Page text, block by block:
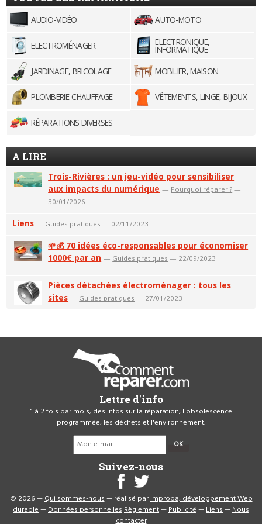
AUDIO-VIDÉO AUTO-MOTO
ELECTROMÉNAGER ELECTRONIQUE,
INFORMATIQUE
JARDINAGE, BRICOLAGE
MOBILIER, MAISON
PLOMBERIE-CHAUFFAGE VÊTEMENTS, LINGE, BIJOUX
RÉPARATIONS DIVERSES
A LIRE
Trois-Rivières : un jeu-vidéo pour sensibiliser
aux impacts du numérique — Pourquoi réparer ? —
30/01/2026
Liens — Guides pratiques — 02/11/2023
🌱💰 70 idées éco-responsables pour économiser
1000€ par an — Guides pratiques — 22/09/2023
Pièces détachées électroménager : tous les
sites — Guides pratiques — 27/01/2023
Lettre d'info
1 à 2 fois par mois, des infos sur la réparation, l'obsolescence
programmée, les déchets et l'environnement.
OK
Suivez-nous
© 2026 —Qui sommes-nous— réalisé parImproba, développement Web
durable—Données personnellesRèglement—Publicité—Liens—Nous
contacter